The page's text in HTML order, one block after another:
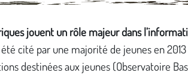
jouent un rôle majeur dans
été cité par une majorité de jeunes en
destinées aux jeunes (Observatoire